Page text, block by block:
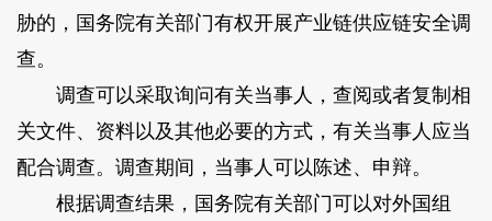
胁的，国务院有关部门有权开展产业链供应链安全调
查。
调查可以采取询问有关当事人，查阅或者复制相
关文件、资料以及其他必要的方式，有关当事人应当
配合调查。调查期间，当事人可以陈述、申辩。
根据调查结果，国务院有关部门可以对外国组